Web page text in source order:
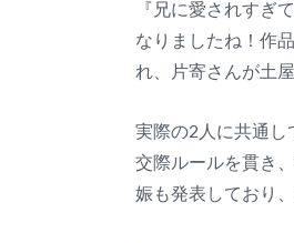
『兄に愛されすぎ
なりましたね！作
れ、片寄さんが土
実際の2人に共通し
交際ルールを貫き
娠も発表しており